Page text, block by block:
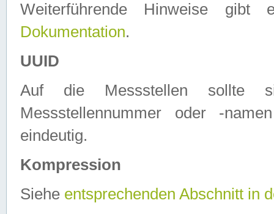
Weiterführende Hinweise
Dokumentation.
UUID
Auf die Messstellen sollte
Messstellennummer oder -
eindeutig.
Kompression
Siehe entsprechenden Abschnitt in